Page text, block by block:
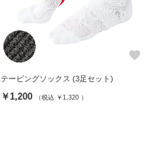
favorite
テーピングソックス (3足セット)
￥1,200 （税込 ￥1,320 ）